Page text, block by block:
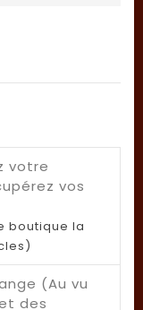
boutique la